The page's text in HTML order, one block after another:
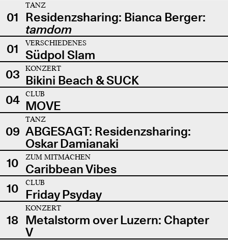
01
TANZ
Residenzsharing: Bianca Berger:
tamdom
01
VERSCHIEDENES
Südpol Slam
03
KONZERT
Bikini Beach & SUCK
04
CLUB
MOVE
09
TANZ
ABGESAGT: Residenzsharing:
Oskar Damianaki
10
ZUM MITMACHEN
Caribbean Vibes
10
CLUB
Friday Psyday
18
KONZERT
Metalstorm over Luzern: Chapter
V